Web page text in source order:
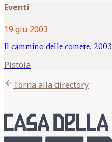
Eventi
19 giu 2003
Il cammino delle comete. 2003
Pistoia
arrow_backTorna alla directory